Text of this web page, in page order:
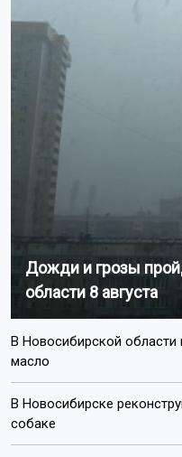
Дожди и грозы
области 8 августа
В Новосибирской
масло
В Новосибирске
собаке